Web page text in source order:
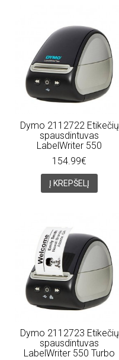
Dymo 2112722 Etikečių
spausdintuvas
LabelWriter 550
154.99€
Į KREPŠELĮ
Dymo 2112723 Etikečių
spausdintuvas
LabelWriter 550 Turbo